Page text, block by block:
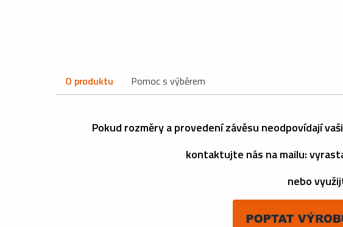
O produktu Pomoc s výběrem
Pokud rozměry a provedení závěsu neodpovídají
kontaktujte nás na mailu:
nebo